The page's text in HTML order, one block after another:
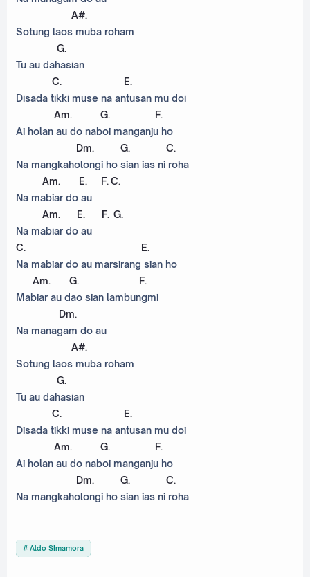
A#.
Sotung laos muba roham
G.
Tu au dahasian
C. E.
Disada tikki muse na antusan mu doi
Am. G. F.
Ai holan au do naboi manganju ho
Dm. G. C.
Na mangkaholongi ho sian ias ni roha
Am. E. F. C.
Na mabiar do au
Am. E. F. G.
Na mabiar do au
C. E.
Na mabiar do au marsirang sian ho
Am. G. F.
Mabiar au dao sian lambungmi
Dm.
Na managam do au
A#.
Sotung laos muba roham
G.
Tu au dahasian
C. E.
Disada tikki muse na antusan mu doi
Am. G. F.
Ai holan au do naboi manganju ho
Dm. G. C.
Na mangkaholongi ho sian ias ni roha
Aldo SImamora